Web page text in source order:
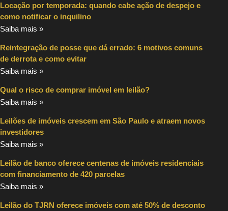
Locação por temporada: quando cabe ação de despejo e
como notificar o inquilino
Saiba mais »
Reintegração de posse que dá errado: 6 motivos comuns
de derrota e como evitar
Saiba mais »
Qual o risco de comprar imóvel em leilão?
Saiba mais »
Leilões de imóveis crescem em São Paulo e atraem novos
investidores
Saiba mais »
Leilão de banco oferece centenas de imóveis residenciais
com financiamento de 420 parcelas
Saiba mais »
Leilão do TJRN oferece imóveis com até 50% de desconto